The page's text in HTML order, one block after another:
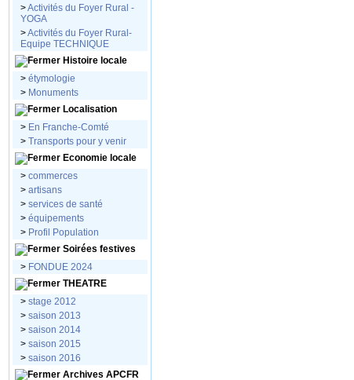
>Activités du Foyer Rural -
YOGA
>Activités du Foyer Rural-
Equipe TECHNIQUE
Histoire locale
> étymologie
> Monuments
Localisation
> En Franche-Comté
> Transports pour y venir
Economie locale
> commerces
> artisans
> services de santé
> équipements
> Profil Population
Soirées festives
> FONDUE 2024
THEATRE
> stage 2012
> saison 2013
> saison 2014
> saison 2015
> saison 2016
Archives APCFR